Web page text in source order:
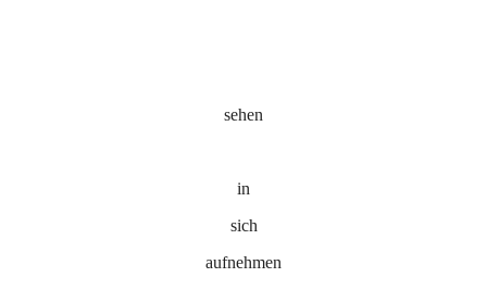
sehen
in
sich
aufnehmen